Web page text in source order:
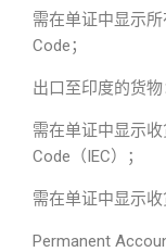
需在单证中显示
Code；
出口至印度的货物
需在单证中显示
Code（IEC）；
需在单证中显示
Permanent